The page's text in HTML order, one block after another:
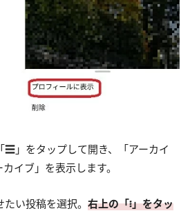
☰」をタップして開き、「アーカイ
イブ」を表示します。
い投稿を選択。 右上の「፧」をタッ